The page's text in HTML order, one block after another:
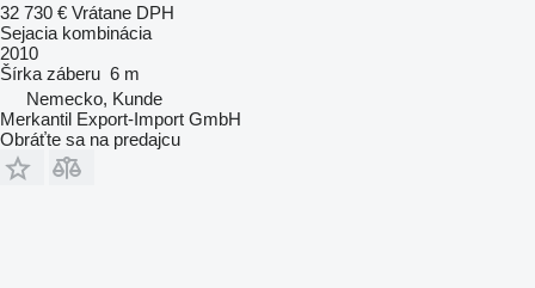
32 730 € Vrátane DPH
Sejacia kombinácia
2010
Šírka záberu 6 m
Nemecko, Kunde
Merkantil Export-Import GmbH
Obráťte sa na predajcu